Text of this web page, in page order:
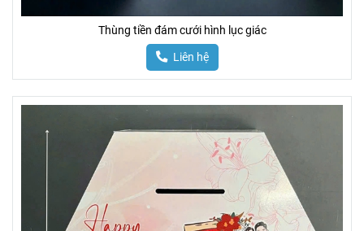
Thùng tiền đám cưới hình lục giác
Liên hệ